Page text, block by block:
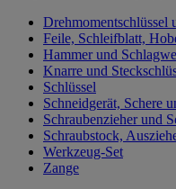
Drehmomentschlüssel
Feile, Schleifblatt,
Hammer und
Knarre und
Schlüssel
Schneidgerät, Schere
Schraubenzieher und
Schraubstock,
Werkzeug-Set
Zange